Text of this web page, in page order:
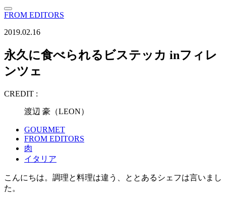
FROM EDITORS
2019.02.16
永久に食べられるビステッカ inフィレ
ンツェ
CREDIT :
渡辺 豪（LEON）
GOURMET
FROM EDITORS
肉
イタリア
こんにちは。調理と料理は違う、ととあるシェフは言いまし
た。